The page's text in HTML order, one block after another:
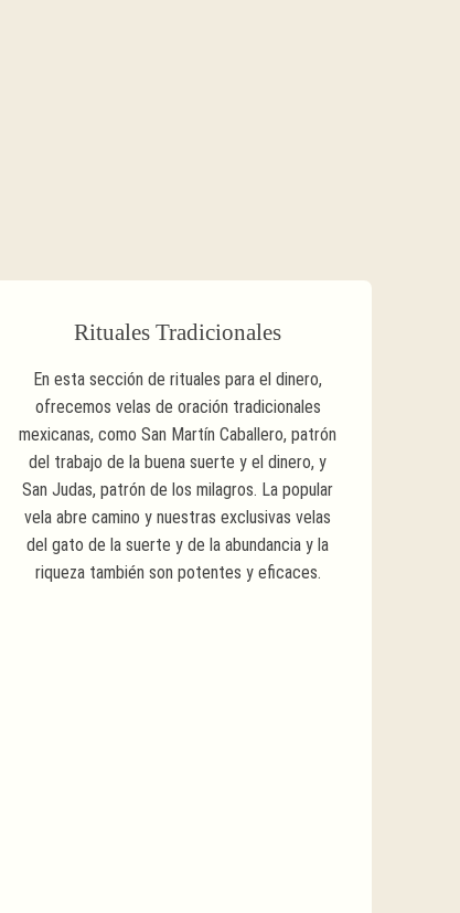
Rituales Tradicionales
En esta sección de rituales para el dinero,
ofrecemos velas de oración tradicionales
mexicanas, como San Martín Caballero, patrón
del trabajo de la buena suerte y el dinero, y
San Judas, patrón de los milagros. La popular
vela abre camino y nuestras exclusivas velas
del gato de la suerte y de la abundancia y la
riqueza también son potentes y eficaces.